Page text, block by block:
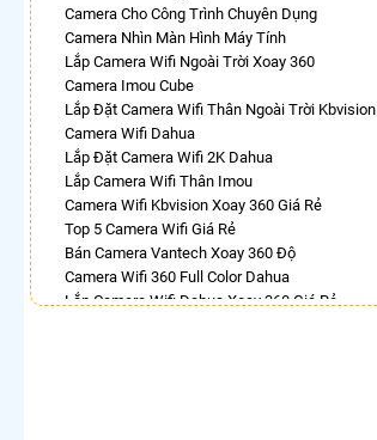
Camera Cho Công Trình Chuyên Dụng
Camera Nhìn Màn Hình Máy Tính
Lắp Camera Wifi Ngoài Trời Xoay 360
Camera Imou Cube
Lắp Đặt Camera Wifi Thân Ngoài Trời Kbvision
Camera Wifi Dahua
Lắp Đặt Camera Wifi 2K Dahua
Lắp Camera Wifi Thân Imou
Camera Wifi Kbvision Xoay 360 Giá Rẻ
Top 5 Camera Wifi Giá Rẻ
Bán Camera Vantech Xoay 360 Độ
Camera Wifi 360 Full Color Dahua
Lắp Camera Wifi Dahua Xoay 360 Giá Rẻ